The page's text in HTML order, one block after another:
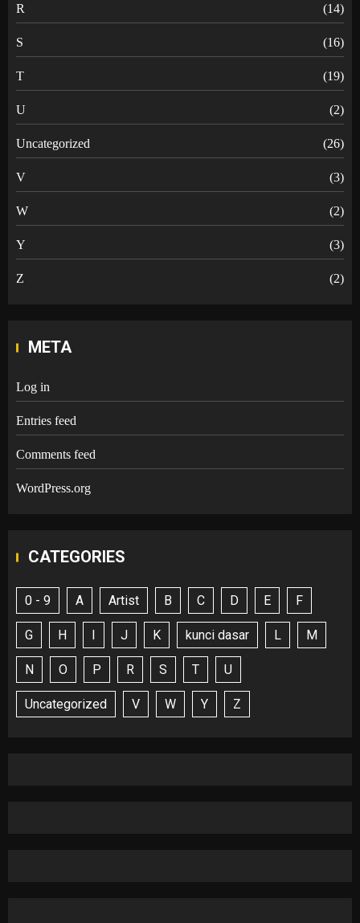
R (14)
S (16)
T (19)
U (2)
Uncategorized (26)
V (3)
W (2)
Y (3)
Z (2)
META
Log in
Entries feed
Comments feed
WordPress.org
CATEGORIES
0 - 9 A Artist B C D E F
G H I J K kunci dasar L M
N O P R S T U
Uncategorized V W Y Z